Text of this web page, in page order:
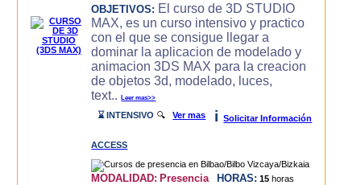
OBJETIVOS: El curso de 3D STUDIO
MAX, es un curso intensivo y practico
con el que se consigue llegar a
dominar la aplicacion de modelado y
animacion 3DS MAX para la creacion
de objetos 3d, modelado, luces,
text..Leer mas>>
⌛ INTENSIVO 🔍Ver mas i Solicitar Información
ACCESS
MODALIDAD: Presencia HORAS: 15 horas